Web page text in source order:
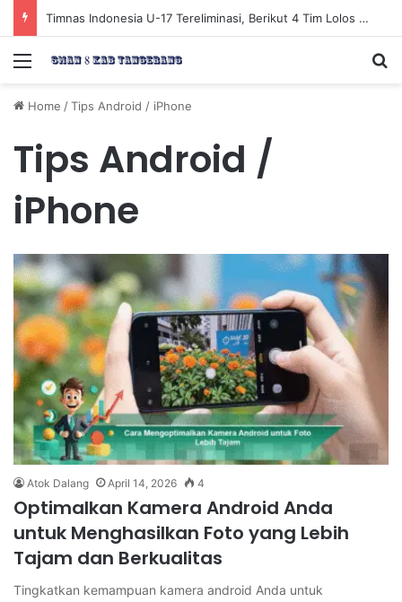
Timnas Indonesia U-17 Tereliminasi, Berikut 4 Tim Lolos ke Semifinal Piala AFF U-17 2026
Menu
Home /Tips Android / iPhone
Tips Android /
iPhone
Atok Dalang April 14, 2026 4
Optimalkan Kamera Android Anda
untuk Menghasilkan Foto yang Lebih
Tajam dan Berkualitas
Tingkatkan kemampuan kamera android Anda untuk